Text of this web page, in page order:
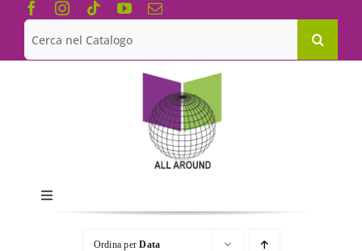
Salta
contenuto
Cerca
per:
Toggle
Navigation
Chi siamo
Ordina perData